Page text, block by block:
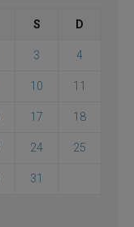
S D
3 4
10 11
17 18
24 25
31